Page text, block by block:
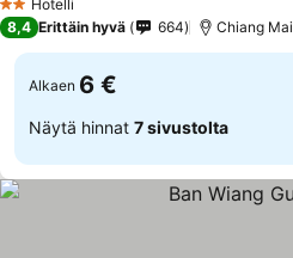
2 Tähtiluokitus
Hotelli
8,4 Erittäin hyvä 664 Chiang Mai
Alkaen 6 €
Näytä hinnat 7 sivustolta